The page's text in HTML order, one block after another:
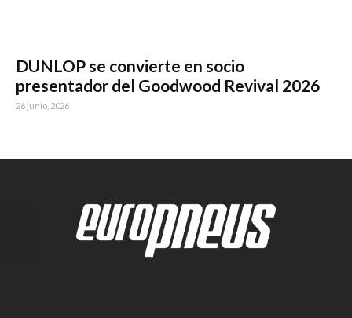
DUNLOP se convierte en socio
presentador del Goodwood Revival 2026
26 junio, 2026